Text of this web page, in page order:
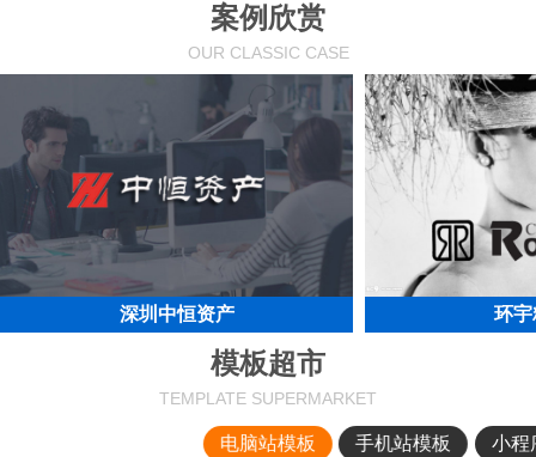
案例欣赏
OUR CLASSIC CASE
深圳中恒资产 环
模板超市
TEMPLATE SUPERMARKET
电脑站模板 手机站模板 小程